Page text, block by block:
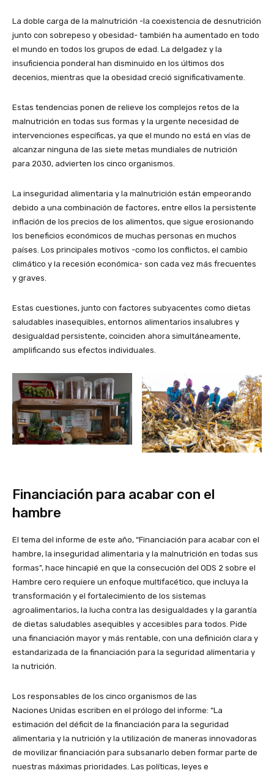
La doble carga de la malnutrición -la coexistencia de desnutrición
junto con sobrepeso y obesidad- también ha aumentado en todo
el mundo en todos los grupos de edad. La delgadez y la
insuficiencia ponderal han disminuido en los últimos dos
decenios, mientras que la obesidad creció significativamente.
Estas tendencias ponen de relieve los complejos retos de la
malnutrición en todas sus formas y la urgente necesidad de
intervenciones específicas, ya que el mundo no está en vías de
alcanzar ninguna de las siete metas mundiales de nutrición
para 2030, advierten los cinco organismos.
La inseguridad alimentaria y la malnutrición están empeorando
debido a una combinación de factores, entre ellos la persistente
inflación de los precios de los alimentos, que sigue erosionando
los beneficios económicos de muchas personas en muchos
países. Los principales motivos -como los conflictos, el cambio
climático y la recesión económica- son cada vez más frecuentes
y graves.
Estas cuestiones, junto con factores subyacentes como dietas
saludables inasequibles, entornos alimentarios insalubres y
desigualdad persistente, coinciden ahora simultáneamente,
amplificando sus efectos individuales.
Financiación para acabar con el
hambre
El tema del informe de este año, “Financiación para acabar con el
hambre, la inseguridad alimentaria y la malnutrición en todas sus
formas”, hace hincapié en que la consecución del ODS 2 sobre el
Hambre cero requiere un enfoque multifacético, que incluya la
transformación y el fortalecimiento de los sistemas
agroalimentarios, la lucha contra las desigualdades y la garantía
de dietas saludables asequibles y accesibles para todos. Pide
una financiación mayor y más rentable, con una definición clara y
estandarizada de la financiación para la seguridad alimentaria y
la nutrición.
Los responsables de los cinco organismos de las
Naciones Unidas escriben en el prólogo del informe: “La
estimación del déficit de la financiación para la seguridad
alimentaria y la nutrición y la utilización de maneras innovadoras
de movilizar financiación para subsanarlo deben formar parte de
nuestras máximas prioridades. Las políticas, leyes e